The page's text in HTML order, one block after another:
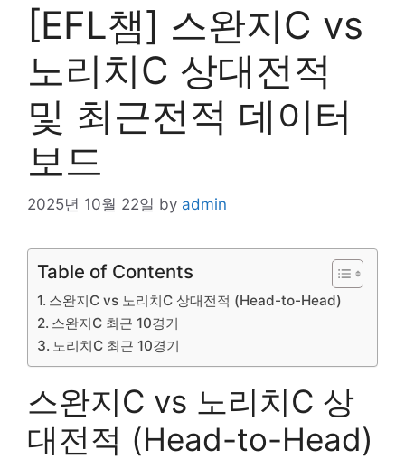
[EFL챔] 스완지C vs
노리치C 상대전적
및 최근전적 데이터
보드
2025년 10월 22일 by admin
Table of Contents
스완지C vs 노리치C 상대전적 (Head-to-Head)
스완지C 최근 10경기
노리치C 최근 10경기
스완지C vs 노리치C 상
대전적 (Head-to-Head)